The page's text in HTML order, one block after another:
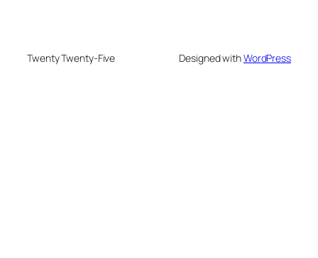
Twenty Twenty-Five Designed withWordPress